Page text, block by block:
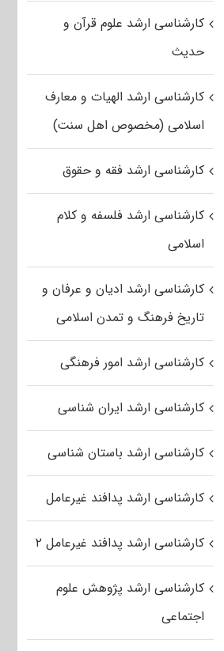
کارشناسی ارشد علوم قرآن و
حدیث
کارشناسی ارشد الهیات و معارف
اسلامی (مخصوص اهل سنت)
کارشناسی ارشد فقه و حقوق
کارشناسی ارشد فلسفه و کلام
اسلامی
کارشناسی ارشد ادیان و عرفان و
تاریخ فرهنگ و تمدن اسلامی
کارشناسی ارشد امور فرهنگی
کارشناسی ارشد ایران شناسی
کارشناسی ارشد باستان شناسی
کارشناسی ارشد پدافند غیرعامل
کارشناسی ارشد پدافند غیرعامل ۲
کارشناسی ارشد پژوهش علوم
اجتماعی